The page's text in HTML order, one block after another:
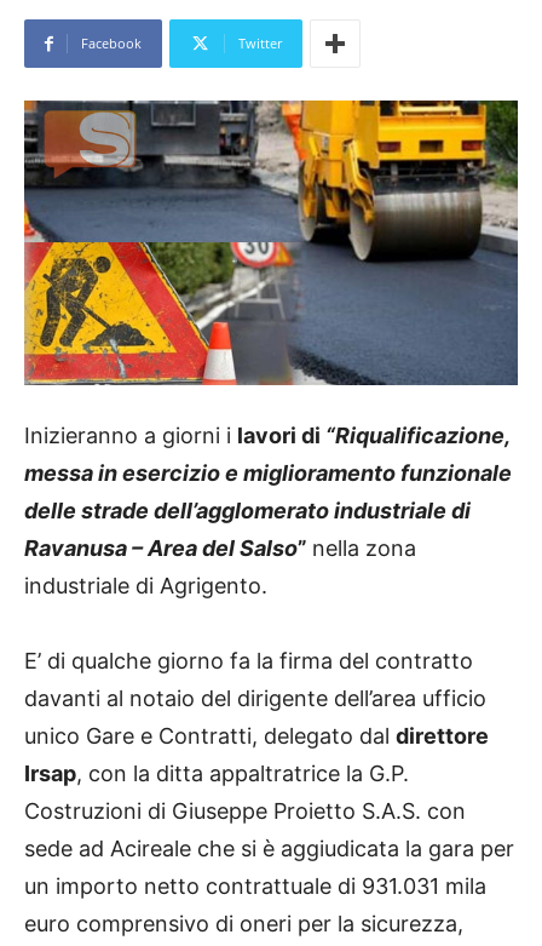
Facebook Twitter
Inizieranno a giorni i lavori di “Riqualificazione,
messa in esercizio e miglioramento funzionale
delle strade dell’agglomerato industriale di
Ravanusa – Area del Salso” nella zona
industriale di Agrigento.
E’ di qualche giorno fa la firma del contratto
davanti al notaio del dirigente dell’area ufficio
unico Gare e Contratti, delegato dal direttore
Irsap, con la ditta appaltratrice la G.P.
Costruzioni di Giuseppe Proietto S.A.S. con
sede ad Acireale che si è aggiudicata la gara per
un importo netto contrattuale di 931.031 mila
euro comprensivo di oneri per la sicurezza,